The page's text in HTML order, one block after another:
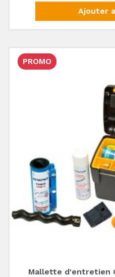
Ajouter
Mallette d'entretien
PROMO